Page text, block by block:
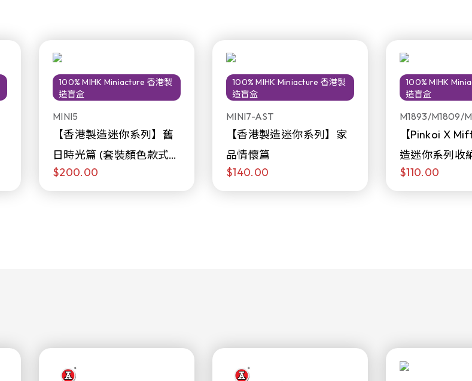
100% MIHK Miniacture 香港製
造盲盒
MINI5
【香港製造迷你系列】舊
日時光篇 (套裝顏色款式隨
機販售)
$200.00
100% MIHK Miniacture 香港製
造盲盒
MINI7-AST
【香港製造迷你系列】家
品情懷篇
$140.00
100% MIHK
造盲盒
M1893/M1809/
【Pinkoi X
造迷你系列收
日限定發售)
$110.00